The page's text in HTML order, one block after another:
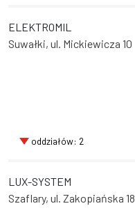
ELEKTROMIL
Suwałki, ul. Mickiewicza 10
oddziałów: 2
LUX-SYSTEM
Szaflary, ul. Zakopiańska 18